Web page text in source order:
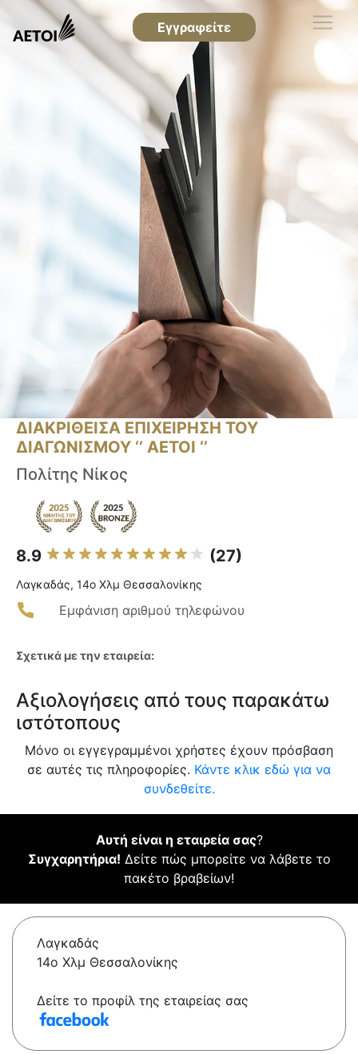
Εγγραφείτε
ΔΙΑΚΡΙΘΕΙΣΑ ΕΠΙΧΕΙΡΗΣΗ ΤΟΥ
ΔΙΑΓΩΝΙΣΜΟΥ ‘’ ΑΕΤΟΙ ‘’
Πολίτης Νίκος
8.9 (27)
Λαγκαδάς, 14ο Χλμ Θεσσαλονίκης
Εμφάνιση αριθμού τηλεφώνου
Σχετικά με την εταιρεία:
Αξιολογήσεις από τους παρακάτω
ιστότοπους
Μόνο οι εγγεγραμμένοι χρήστες έχουν πρόσβαση
σε αυτές τις πληροφορίες. Κάντε κλικ εδώ για να
συνδεθείτε.
Αυτή είναι η εταιρεία σας?
Συγχαρητήρια! Δείτε πώς μπορείτε να λάβετε το
πακέτο βραβείων!
Λαγκαδάς
14ο Χλμ Θεσσαλονίκης
Δείτε το προφίλ της εταιρείας σας